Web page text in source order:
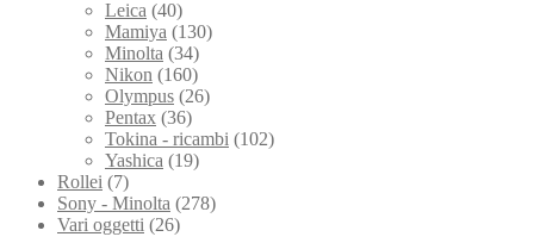
Leica (40)
Mamiya (130)
Minolta (34)
Nikon (160)
Olympus (26)
Pentax (36)
Tokina - ricambi (102)
Yashica (19)
Rollei (7)
Sony - Minolta (278)
Vari oggetti (26)